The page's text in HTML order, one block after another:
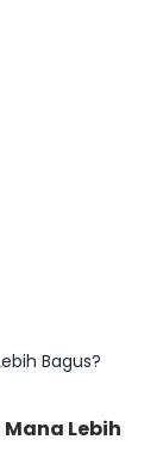
Bagus?
Lebih